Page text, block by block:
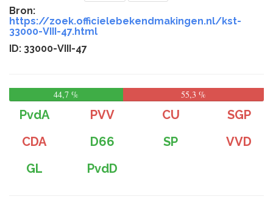
Bron:
https://zoek.officielebekendmakingen.nl/kst-
33000-VIII-47.html
ID: 33000-VIII-47
44,7 % 55,3 %
PvdA PVV CU
SGP
CDA
D66 SP
VVD
GL
PvdD